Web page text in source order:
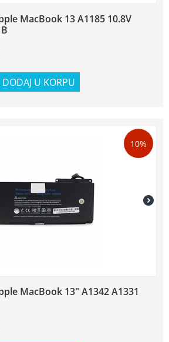
MacBook 13 A1185 10.8V
DODAJ U KORPU
10%
MacBook 13" A1342 A1331